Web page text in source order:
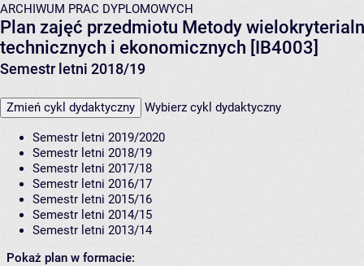
ARCHIWUM PRAC DYPLOMOWYCH
Plan zajęć przedmiotu Metody
technicznych i ekonomicznych [IB4003]
Semestr letni 2018/19
Zmień cykl dydaktyczny Wybierz cykl dydaktyczny
Semestr letni 2019/2020
Semestr letni 2018/19
Semestr letni 2017/18
Semestr letni 2016/17
Semestr letni 2015/16
Semestr letni 2014/15
Semestr letni 2013/14
Pokaż plan w formacie: